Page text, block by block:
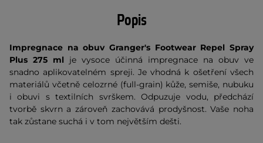
Popis
Impregnace na obuv Granger's Footwear Repel Spray
Plus 275 ml je vysoce účinná impregnace na obuv ve
snadno aplikovatelném spreji. Je vhodná k ošetření všech
materiálů včetně celozrné (full-grain) kůže, semiše, nubuku
i obuvi s textilních svrškem. Odpuzuje vodu, předchází
tvorbě skvrn a zároveň zachovává prodyšnost. Vaše noha
tak zůstane suchá i v tom největším dešti.